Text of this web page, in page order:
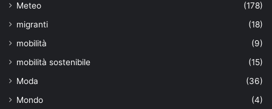
Meteo
(178)
migranti
(18)
mobilità
(9)
mobilità sostenibile
(15)
Moda
(36)
Mondo
(4)